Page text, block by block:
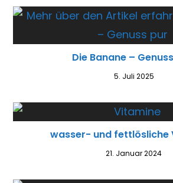
Die Banane –
5. Juli 2025
wasser- und fettlösliche
21. Januar 2024